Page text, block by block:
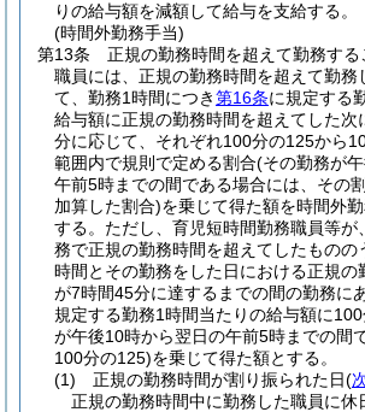
りの給与額を減額して給与を支給する。
(時間外勤務手当)
第13条
正規の勤務時間を超えて勤務す
職員には、正規の勤務時間を超えて勤務
て、勤務1時間につき第16条に規定する
給与額に正規の勤務時間を超えてした次
分に応じて、それぞれ100分の125から
範囲内で規則で定める割合(その勤務が
午前5時までの間である場合には、その
加算した割合)を乗じて得た額を時間外
する。 ただし、育児短時間勤務職員等が、
務で正規の勤務時間を超えてしたものの
時間とその勤務をした日における正規の
が7時間45分に達するまでの間の勤務に
規定する勤務1時間当たりの給与額に
が午後10時から翌日の午前5時までの間
100分の125)を乗じて得た額とする。
(1)
正規の勤務時間が割り振られた日(
正規の勤務時間中に勤務した職員に休